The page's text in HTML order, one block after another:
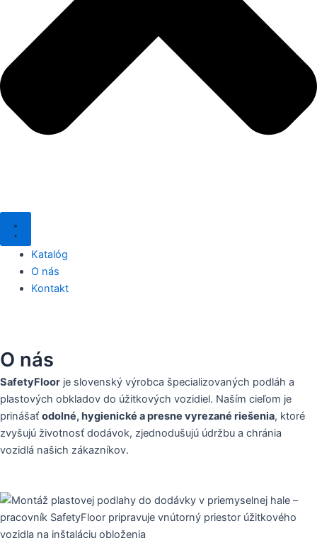
Katalóg
O nás
Kontakt
O nás
SafetyFloor je slovenský výrobca špecializovaných podláh a
plastových obkladov do úžitkových vozidiel. Naším cieľom je
prinášať odolné, hygienické a presne vyrezané riešenia, ktoré
zvyšujú životnosť dodávok, zjednodušujú údržbu a chránia
vozidlá našich zákazníkov.